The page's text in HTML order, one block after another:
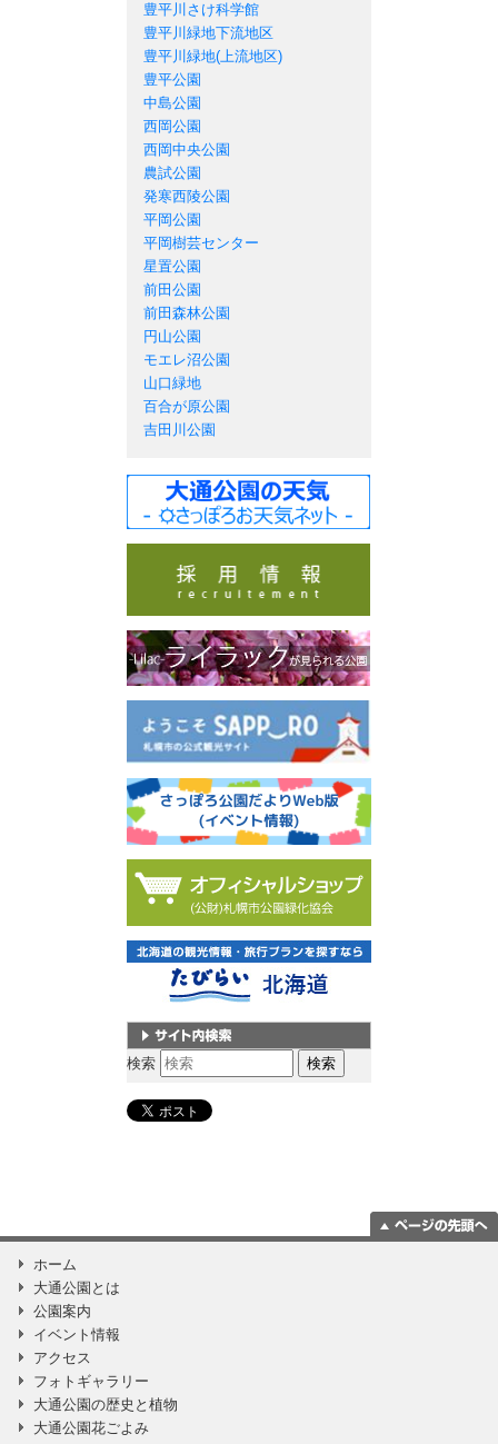
豊平川さけ科学館
豊平川緑地下流地区
豊平川緑地(上流地区)
豊平公園
中島公園
西岡公園
西岡中央公園
農試公園
発寒西陵公園
平岡公園
平岡樹芸センター
星置公園
前田公園
前田森林公園
円山公園
モエレ沼公園
山口緑地
百合が原公園
吉田川公園
サイト内検索
検索
ホーム
大通公園とは
公園案内
イベント情報
アクセス
フォトギャラリー
大通公園の歴史と植物
大通公園花ごよみ